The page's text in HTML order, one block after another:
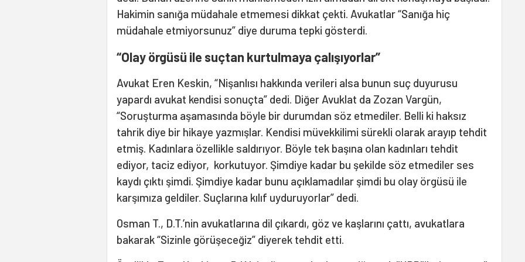
Hakimin sanığa müdahale etmemesi dikkat çekti. Avukatlar “Sanığa hiç
müdahale etmiyorsunuz” diye duruma tepki gösterdi.
“Olay örgüsü ile suçtan kurtulmaya çalışıyorlar”
Avukat Eren Keskin, “Nişanlısı hakkında verileri alsa bunun suç duyurusu
yapardı avukat kendisi sonuçta” dedi. Diğer Avuklat da Zozan Vargün,
“Soruşturma aşamasında böyle bir durumdan söz etmediler. Belli ki haksız
tahrik diye bir hikaye yazmışlar. Kendisi müvekkilimi sürekli olarak arayıp tehdit
etmiş. Kadınlara özellikle saldırıyor. Böyle tek başına olan kadınları tehdit
ediyor, taciz ediyor, korkutuyor. Şimdiye kadar bu şekilde söz etmediler ses
kaydı çıktı şimdi. Şimdiye kadar bunu açıklamadılar şimdi bu olay örgüsü ile
karşımıza geldiler. Suçlarına kılıf uyduruyorlar” dedi.
Osman T., D.T.’nin avukatlarına dil çıkardı, göz ve kaşlarını çattı, avukatlara
bakarak “Sizinle görüşeceğiz” diyerek tehdit etti.